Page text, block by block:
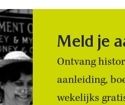
Meld je
Ontvang
aanleiding,
wekelijks